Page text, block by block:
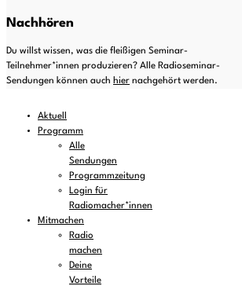
Nachhören
Du willst wissen, was die fleißigen Seminar-
Teilnehmer*innen produzieren? Alle Radioseminar-
Sendungen können auch hier nachgehört werden.
Aktuell
Programm
Alle
Sendungen
Programmzeitung
Login für
Radiomacher*innen
Mitmachen
Radio
machen
Deine
Vorteile